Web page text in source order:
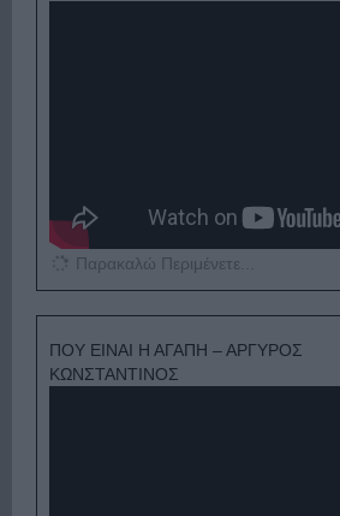
Παρακαλώ Περιμένετε...
ΠΟΥ ΕΙΝΑΙ Η ΑΓΑΠΗ – ΑΡΓΥΡΟΣ
ΚΩΝΣΤΑΝΤΙΝΟΣ